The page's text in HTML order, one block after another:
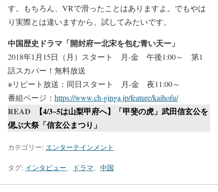
す。もちろん、VRで滑ったことはありますよ。でもやは
り実際とは違いますから、試してみたいです。
中国歴史ドラマ「開封府ー北宋を包む青い天ー」
2018年1月15日（月）スタート 月-金 午後1:00～ 第1
話スカパー！無料放送
※リピート放送：同日スタート 月-金 夜11:00～
番組ページ： https://www.ch-ginga.jp/feature/kaihofu/
READ
【4/3~5は山梨甲府へ】「甲斐の虎」武田信玄公を
偲ぶ大祭「信玄公まつり」
カテゴリー: エンターテインメント
タグ: インタビュー ドラマ 中国